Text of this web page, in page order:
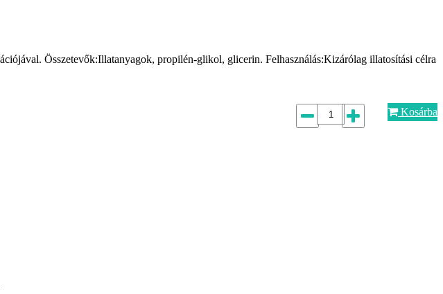
Összetevők:Illatanyagok, propilén-glikol, glicerin. Felhasználás:Kizárólag illatosítási célra
Kosárba